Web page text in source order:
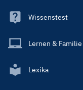
Wissenstest
Lernen & Familie
Lexika